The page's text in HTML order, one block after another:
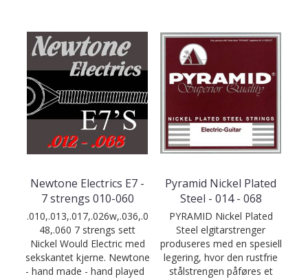
Newtone Electrics E7 -
7 strengs 010-060
.010,.013,.017,.026w,.036,.0
48,.060 7 strengs sett
Nickel Would Electric med
sekskantet kjerne. Newtone
- hand made - hand played
Pyramid Nickel Plated
Steel - 014 - 068
PYRAMID Nickel Plated
Steel elgitarstrenger
produseres med en spesiell
legering, hvor den rustfrie
stålstrengen påføres et